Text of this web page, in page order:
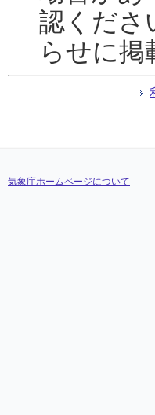
認くださ
らせに掲
気象庁ホームページについて